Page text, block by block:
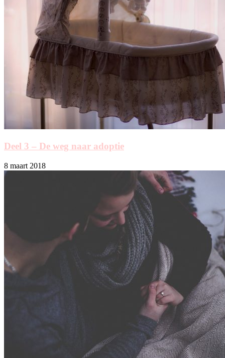
Deel 3 – De weg naar adoptie
8 maart 2018